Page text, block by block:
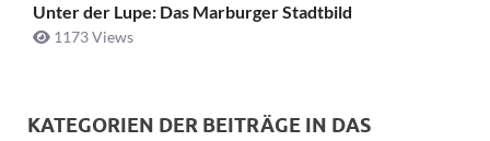
Unter der Lupe: Das Marburger Stadtbild
1173 Views
KATEGORIEN DER BEITRÄGE IN DAS